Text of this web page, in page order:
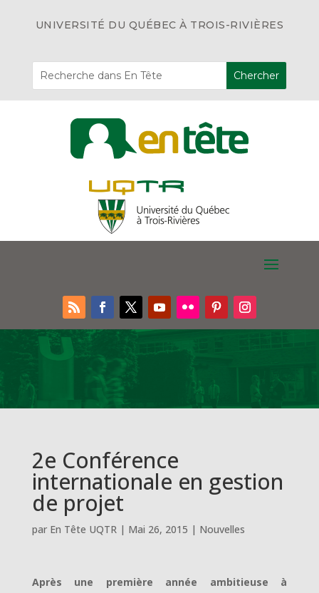
UNIVERSITÉ DU QUÉBEC À TROIS-RIVIÈRES
2e Conférence
internationale en gestion
de projet
par En Tête UQTR| Mai 26, 2015 | Nouvelles
Après une première année ambitieuse à